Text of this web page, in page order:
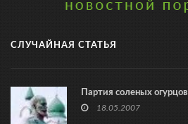
СЛУЧАЙНАЯ СТАТЬЯ
Партия соленых огурцов
18.05.2007